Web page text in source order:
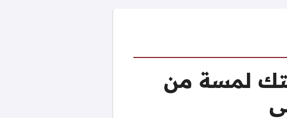
لمسة من